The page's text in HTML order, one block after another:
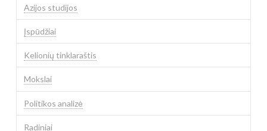
Azijos studijos
Įspūdžiai
Kelionių tinklaraštis
Mokslai
Politikos analizė
Radiniai